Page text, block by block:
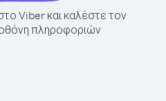
Viber και καλέστε τον
πληροφοριών